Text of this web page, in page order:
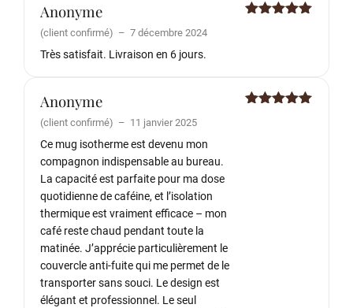
Anonyme
(client confirmé) – 7 décembre 2024
Très satisfait. Livraison en 6 jours.
Anonyme
(client confirmé) – 11 janvier 2025
Ce mug isotherme est devenu mon
compagnon indispensable au bureau.
La capacité est parfaite pour ma dose
quotidienne de caféine, et l’isolation
thermique est vraiment efficace – mon
café reste chaud pendant toute la
matinée. J’apprécie particulièrement le
couvercle anti-fuite qui me permet de le
transporter sans souci. Le design est
élégant et professionnel. Le seul